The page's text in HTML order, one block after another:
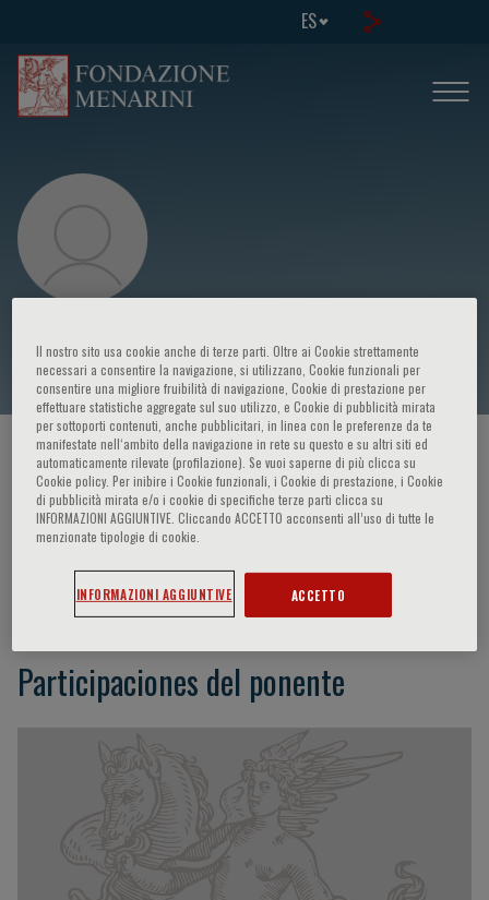
ES
M. Milanese
HOME PAGE / CURSOS Y EVENTOS / ORADOR
M. Milanese
Participaciones del ponente
Il nostro sito usa cookie anche di terze parti. Oltre ai Cookie strettamente
necessari a consentire la navigazione, si utilizzano, Cookie funzionali per
consentire una migliore fruibilità di navigazione, Cookie di prestazione per
effettuare statistiche aggregate sul suo utilizzo, e Cookie di pubblicità mirata
per sottoporti contenuti, anche pubblicitari, in linea con le preferenze da te
manifestate nell‘ambito della navigazione in rete su questo e su altri siti ed
automaticamente rilevate (profilazione). Se vuoi saperne di più clicca su
Cookie policy. Per inibire i Cookie funzionali, i Cookie di prestazione, i Cookie
di pubblicità mirata e/o i cookie di specifiche terze parti clicca su
INFORMAZIONI AGGIUNTIVE. Cliccando ACCETTO acconsenti all’uso di tutte le
menzionate tipologie di cookie.
INFORMAZIONI AGGIUNTIVE ACCETTO